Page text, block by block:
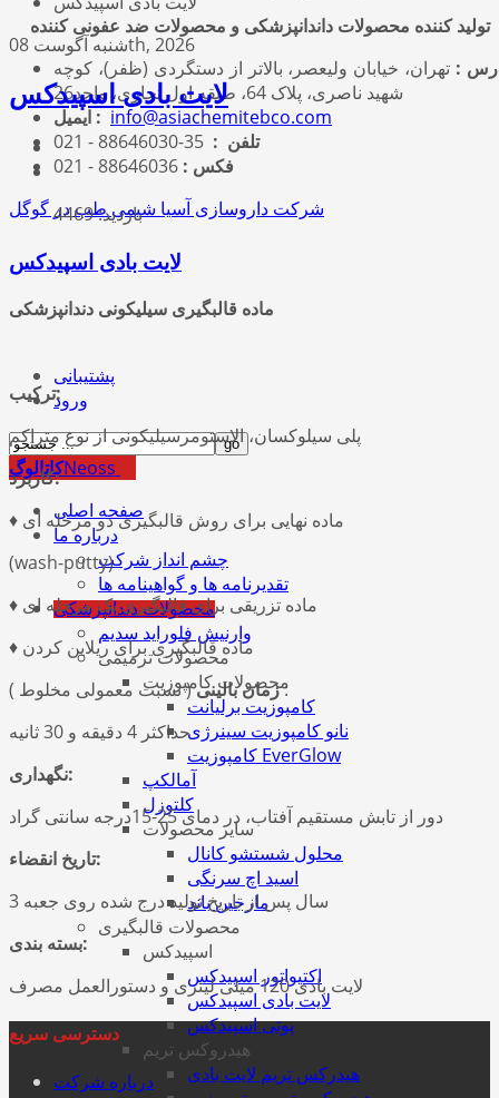
تولید کننده محصولات داندانپزشکی و محصولات ضد عفونی کننده
: تهران، خیابان ولیعصر، بالاتر از دستگردی (ظفر)، کوچه
شهید ناصری، پلاک 64، طبقه اول تجاری، واحد26
ایمیل : info@asiachemitebco.com
تلفن :
فکس :
شرکت داروسازی آسیا شیمی طب در گوگل
پشتیبانی
ورود
کاتالوگNeoss
صفحه اصلی
درباره ما
چشم انداز شرکت
تقدیرنامه ها و گواهینامه ها
محصولات دندانپزشکی
وارنيش فلورايد سديم
محصولات ترمیمی
محصولات کامپوزیت
کامپوزیت برلیانت
نانو کامپوزیت سینرژی
کامپوزیت EverGlow
آمالكپ
کلتوزل
سایر محصولات
محلول شستشو کانال
اسید اچ سرنگی
مارجین باند
محصولات قالبگیری
اسپیدکس
اکتیواتور اسپیدکس
لایت بادی اسپیدکس
پوتی اسپیدکس
هيدروكس تريم
هيدركس تريم لايت بادی
شنبه آگوست 08th, 2026
لایت بادی اسپیدکس
بازدید: 4469
لایت بادی اسپیدکس
ماده قالبگیری سیلیکونی دندانپزشکی
ترکیب:
کاربرد:
♦ ماده نهایی برای روش قالبگیری دو مرحله ای
(wash-putty)
♦ ماده تزریقی برای قالبگیری یک مرحله ای
♦ ماده قالبگیری برای ریلاین کردن
زمان بالینی( نسبت معمولی مخلوط ) :
حداکثر 4 دقیقه و 30 ثانیه
نگهداری:
دور از تابش مستقیم آفتاب، در دمای 25-15درجه سانتی گراد
تاریخ انقضاء:
3 سال پس از تاریخ تولید درج شده روی جعبه
بسته بندی:
لایت بادی 120 میلی لیتری و دستورالعمل مصرف
دسترسی سریع
درباره شرکت